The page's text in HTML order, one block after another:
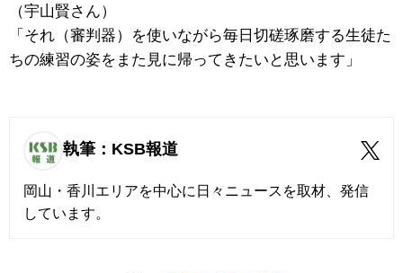
（宇山賢さん）
「それ（審判器）を使いながら毎日切磋琢磨する生徒た
ちの練習の姿をまた見に帰ってきたいと思います」
執筆：KSB報道
岡山・香川エリアを中心に日々ニュースを取材、発信
しています。